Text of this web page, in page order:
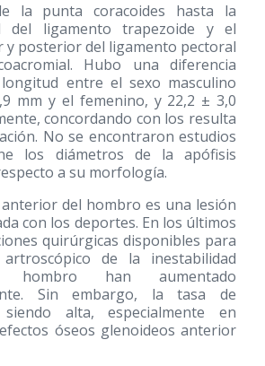
la punta coracoides hasta la
del ligamento trapezoide y el
y posterior del ligamento pectoral
Hubo una diferencia
entre el sexo masculino
mm y el femenino, y 22,2 ± 3,0
concordando con los resulta
No se encontraron estudios
los diámetros de la apófisis
a su morfología.
del hombro es una lesión
con los deportes. En los últimos
quirúrgicas disponibles para
de la inestabilidad
han aumentado
Sin embargo, la tasa de
alta, especialmente en
óseos glenoideos anterior